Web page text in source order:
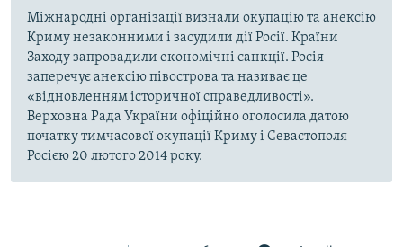
Міжнародні організації визнали окупацію та анексію
Криму незаконними і засудили дії Росії. Країни
Заходу запровадили економічні санкції. Росія
заперечує анексію півострова та називає це
«відновленням історичної справедливості».
Верховна Рада України офіційно оголосила датою
початку тимчасової окупації Криму і Севастополя
Росією 20 лютого 2014 року.